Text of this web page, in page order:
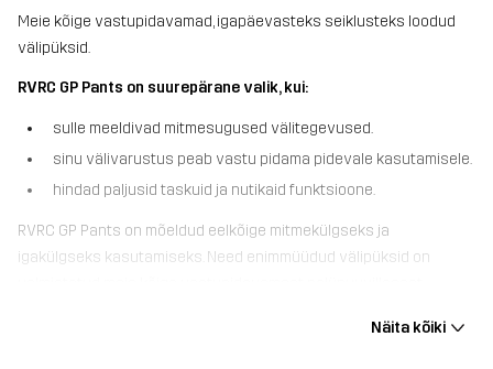
Meie kõige vastupidavamad, igapäevasteks seiklusteks loodud
välipüksid.
RVRC GP Pants on suurepärane valik, kui:
sulle meeldivad mitmesugused välitegevused.
sinu välivarustus peab vastu pidama pidevale kasutamisele.
hindad paljusid taskuid ja nutikaid funktsioone.
RVRC GP Pants on mõeldud eelkõige mitmekülgseks ja
igakülgseks kasutamiseks. Need enimmüüdud välipüksid on
vältimiseks tugevdatud. Põlvekaitsmetaskute, 7 käepärase tasku,
Näita kõiki